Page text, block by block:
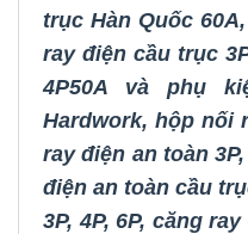
trục Hàn Quốc
ray điện cầu trục
4P50A và phụ
Hardwork,hộp nối
ray điện an toàn 3P,
điện an toàn cầu
3P, 4P, 6P, căng ray